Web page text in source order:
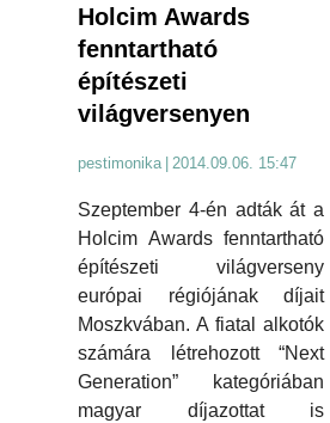
Holcim Awards
fenntartható
építészeti
világversenyen
pestimonika 2014.09.06. 15:47
Szeptember 4-én adták át a
Holcim Awards fenntartható
építészeti világverseny
európai régiójának díjait
Moszkvában. A fiatal alkotók
számára létrehozott “Next
Generation” kategóriában
magyar díjazottat is